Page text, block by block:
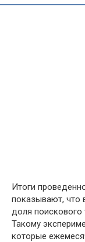
Итоги
показывают, что
доля поискового
Такому
которые